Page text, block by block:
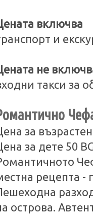
включва
и
не
такси за
за
за дете 50
рецепта -
острова.